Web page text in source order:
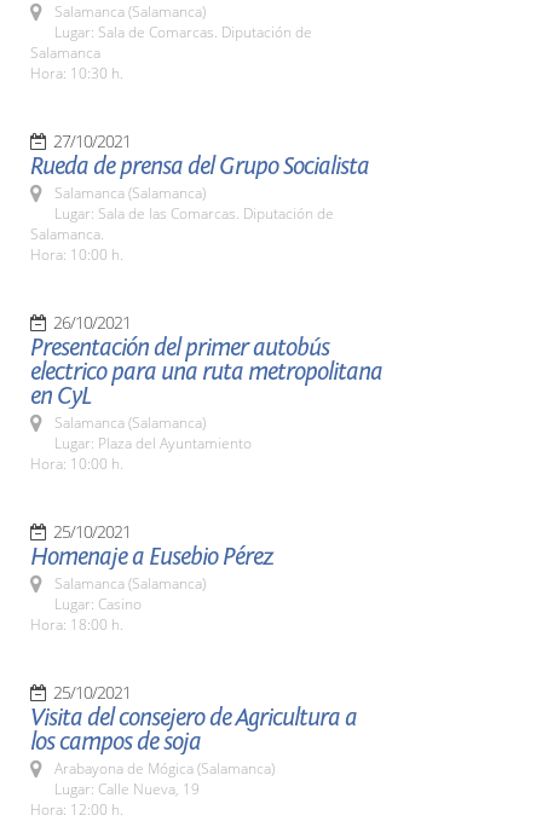
Salamanca (Salamanca)
Lugar: Sala de Comarcas. Diputación de
Salamanca
Hora: 10:30 h.
27/10/2021
Rueda de prensa del Grupo Socialista
Salamanca (Salamanca)
Lugar: Sala de las Comarcas. Diputación de
Salamanca.
Hora: 10:00 h.
26/10/2021
Presentación del primer autobús
electrico para una ruta metropolitana
en CyL
Salamanca (Salamanca)
Lugar: Plaza del Ayuntamiento
Hora: 10:00 h.
25/10/2021
Homenaje a Eusebio Pérez
Salamanca (Salamanca)
Lugar: Casino
Hora: 18:00 h.
25/10/2021
Visita del consejero de Agricultura a
los campos de soja
Arabayona de Mógica (Salamanca)
Lugar: Calle Nueva, 19
Hora: 12:00 h.